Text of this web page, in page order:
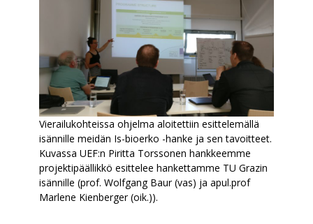
Vierailukohteissa ohjelma aloitettiin esittelemällä
isännille meidän Is-bioerko -hanke ja sen tavoitteet.
Kuvassa UEF:n Piritta Torssonen hankkeemme
projektipäällikkö esittelee hankettamme TU Grazin
isännille (prof. Wolfgang Baur (vas) ja apul.prof
Marlene Kienberger (oik.)).